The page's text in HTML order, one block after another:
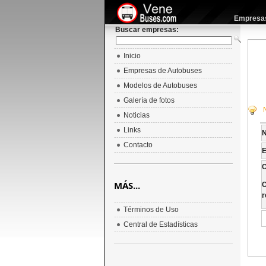
Buscar empresas:
Inicio
Empresas de Autobuses
Modelos de Autobuses
Galería de fotos
Noticias
Links
Contacto
MÁS...
Términos de Uso
Central de Estadísticas